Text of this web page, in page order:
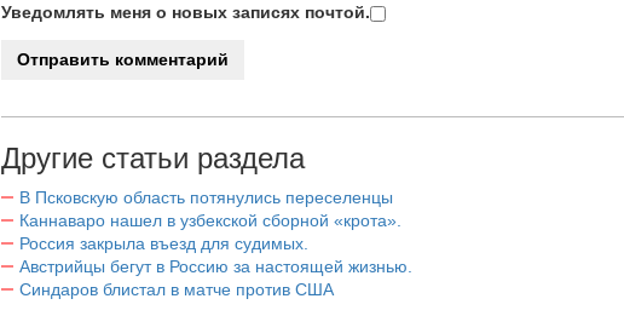
Уведомлять меня о новых записях почтой.
Другие статьи раздела
В Псковскую область потянулись переселенцы
Каннаваро нашел в узбекской сборной «крота».
Россия закрыла въезд для судимых.
Австрийцы бегут в Россию за настоящей жизнью.
Синдаров блистал в матче против США